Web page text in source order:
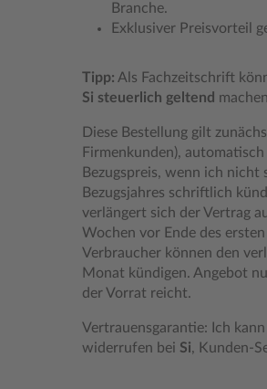
Branche.
Exklusiver Preisvorteil
Tipp: Als Fachzeitschrift
Si steuerlich geltend
Diese Bestellung gilt
Firmenkunden),
Bezugspreis, wenn ich nicht
Bezugsjahres schriftlich
verlängert sich der Vertrag
Wochen vor Ende des
Verbraucher können den
Monat kündigen. Angebot
der Vorrat reicht.
Vertrauensgarantie: Ich
widerrufen bei Si, Kunden-